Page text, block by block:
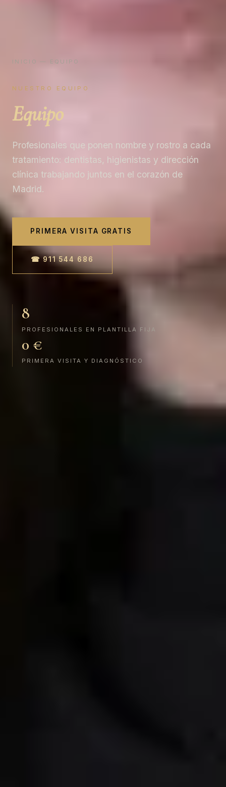
INICIO — EQUIPO
NUESTRO EQUIPO
Equipo
Profesionales que ponen nombre y rostro a cada
tratamiento: dentistas, higienistas y dirección
clínica trabajando juntos en el corazón de
Madrid.
PRIMERA VISITA GRATIS
☎ 911 544 686
8
PROFESIONALES EN PLANTILLA FIJA
0 €
PRIMERA VISITA Y DIAGNÓSTICO